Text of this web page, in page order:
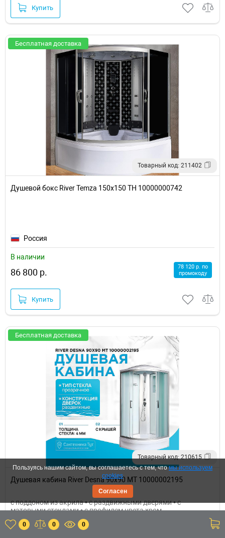
Купить
Бесплатная доставка
Товарный код: 211402
Душевой бокс River Temza 150x150 ТН 10000000742
Россия
В наличии
86 800 р.
78 120 р. по
промокоду
Купить
Бесплатная доставка
Товарный код: 210615
Душевая кабина River Desna 90x90 МТ 10000002195
с поддоном из акрила • с раздвижными дверями • с
матовыми стеклами • с профилем цвета хром
Россия
0 0 0
Пользуясь нашим сайтом, вы соглашаетесь с тем, чтомы используем
cookies
Согласен